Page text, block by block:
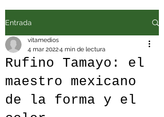
Entrada
Rufino Tamayo: el
maestro mexicano
de la forma y el
vitamedios
4 mar 20224 min de lectura